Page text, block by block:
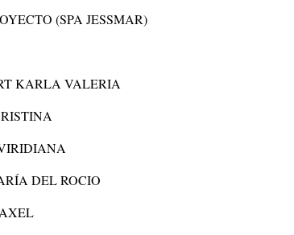
(SPA JESSMAR)
KARLA VALERIA
DEL ROCIO